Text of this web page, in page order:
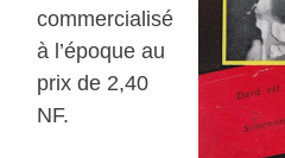
commercialisé
à l’époque au
prix de 2,40
NF.